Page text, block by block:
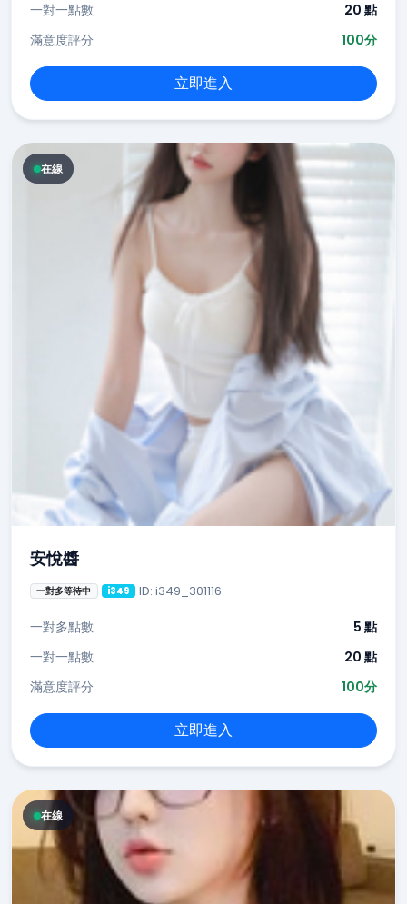
一對一點數
20 點
滿意度評分
100分
立即進入
在線
安悅醬
一對多等待中 i349 ID: i349_301116
一對多點數
5 點
一對一點數
20 點
滿意度評分
100分
立即進入
在線